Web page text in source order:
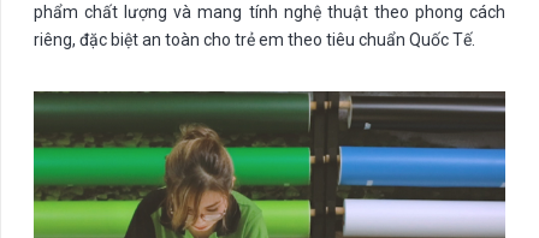
phẩm chất lượng và mang tính nghệ thuật theo phong cách
riêng, đặc biệt an toàn cho trẻ em theo tiêu chuẩn Quốc Tế.